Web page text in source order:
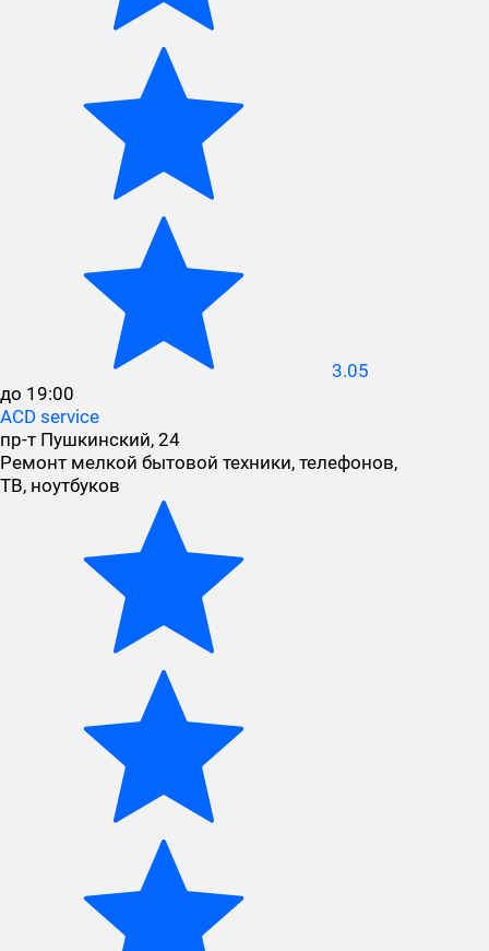
3.05
до 19:00
ACD service
пр-т Пушкинский, 24
Ремонт мелкой бытовой техники, телефонов,
ТВ, ноутбуков